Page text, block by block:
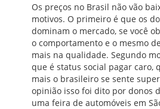
Os preços no Brasil não vão
motivos. O primeiro é que os
dominam o mercado, se você
o comportamento e o mesmo
mais na qualidade. Segundo
que é status social pagar caro,
mais o brasileiro se sente
opinião isso foi dito por donos
uma feira de automóveis em